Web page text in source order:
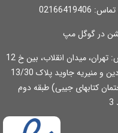
گوگل مپ
آدرس: تهران، میدان انقلاب، بین خ 12
فروردین و منیریه جاوید پلاک 13/30
جیبی) طبقه دوم